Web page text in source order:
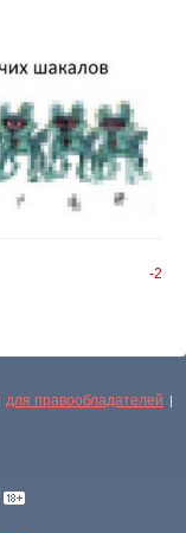
-2
для правообладателей |